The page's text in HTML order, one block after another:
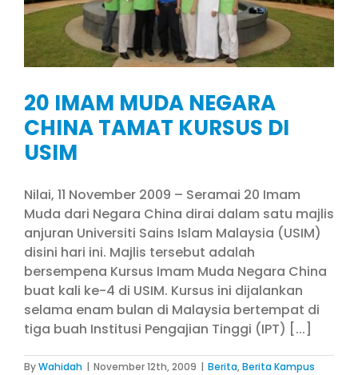
20 IMAM MUDA NEGARA
CHINA TAMAT KURSUS DI
USIM
Nilai, 11 November 2009 – Seramai 20 Imam
Muda dari Negara China dirai dalam satu majlis
anjuran Universiti Sains Islam Malaysia (USIM)
disini hari ini. Majlis tersebut adalah
bersempena Kursus Imam Muda Negara China
buat kali ke-4 di USIM. Kursus ini dijalankan
selama enam bulan di Malaysia bertempat di
tiga buah Institusi Pengajian Tinggi (IPT) [...]
ByWahidah | November 12th, 2009 | Berita,Berita Kampus